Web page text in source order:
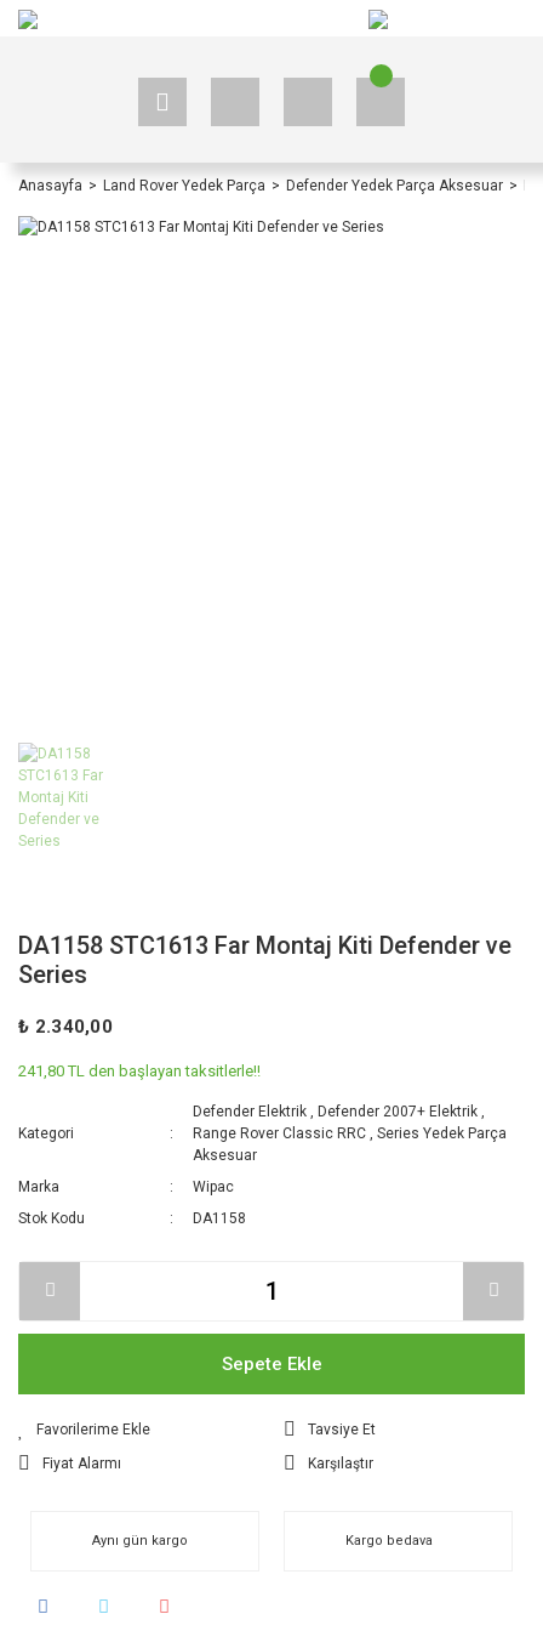
Anasayfa Land Rover Yedek Parça Defender Yedek Parça Aksesuar
DA1158 STC1613 Far Montaj Kiti Defender ve
Series
₺ 2.340,00
241,80 TL den başlayan taksitlerle!!
Kategori
Defender Elektrik ,Defender 2007+ Elektrik
Range Rover Classic RRC
,Series Yedek Parça
Aksesuar
Marka
Wipac
Stok Kodu
DA1158
Sepete Ekle
Tavsiye Et
Fiyat Alarmı
Karşılaştır
Aynı gün kargo Kargo bedava